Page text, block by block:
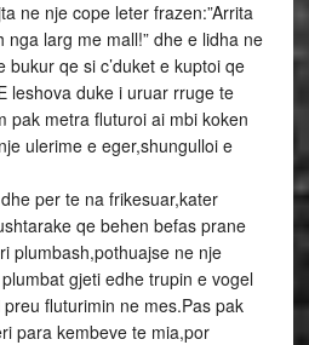
ne nje cope leter frazen:”Arrita
larg me mall!” dhe e lidha ne
qe si c’duket e kuptoi qe
leshova duke i uruar rruge te
pak metra fluturoi ai mbi koken
ulerime e eger,shungulloi e
per te na frikesuar,kater
qe behen befas prane
plumbash,pothuajse ne nje
gjeti edhe trupin e vogel
fluturimin ne mes.Pas pak
para kembeve te mia,por